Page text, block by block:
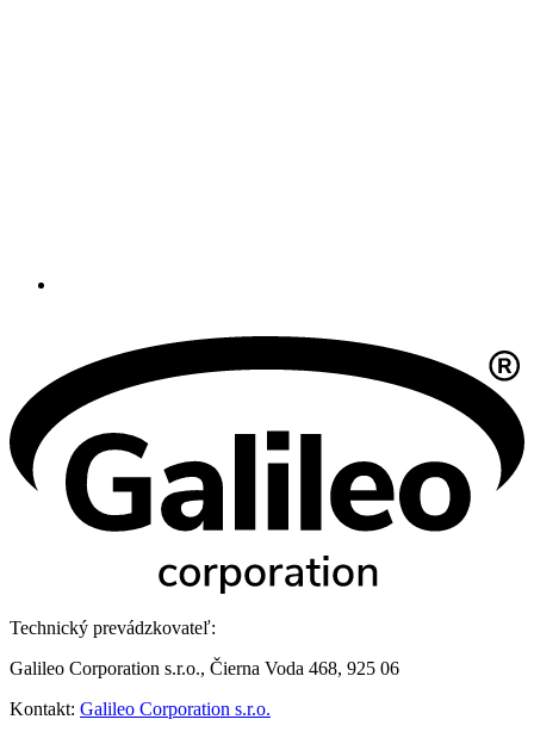
Technický prevádzkovateľ:
Galileo Corporation s.r.o., Čierna Voda 468, 925 06
Kontakt: Galileo Corporation s.r.o.